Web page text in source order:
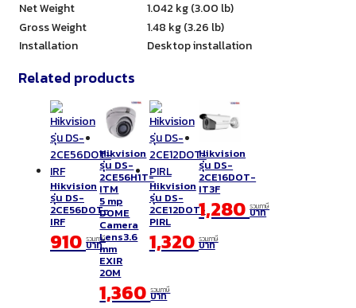
Net Weight
1.042 kg (3.00 lb)
Gross Weight
1.48 kg (3.26 lb)
Installation
Desktop installation
Related products
Hikvision
รุ่น DS-
2CE56DOT-
IRF
910 รวมภาษี
บาท
Hikvision
รุ่น DS-
2CE56H1T-
ITM
5 mp
DOME
Camera
Lens3.6
mm
EXIR
20M
1,360รวมภาษี
บาท
Hikvision
รุ่น DS-
2CE12DOT-
PIRL
1,320รวมภาษี
บาท
Hikvision
รุ่น DS-
2CE16DOT-
IT3F
1,280รวมภาษี
บาท